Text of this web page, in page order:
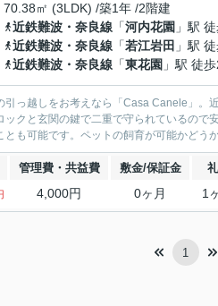
70.38㎡ (3LDK) /築1年 /2階建
近鉄難波・奈良線 「河内花園 」駅
近鉄難波・奈良線 「若江岩田 」駅
近鉄難波・奈良線 「東花園 」駅 徒
っ越しをお考えなら「Casa Canele」。
ックと玄関の鍵で二重で守られているの
も可能です。ペットの飼育が可能かどう
管理費・共益費 敷金/保証金
4,000円 0ヶ月 1
1